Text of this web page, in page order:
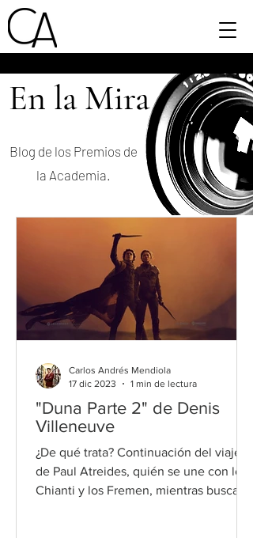
En la Mira
Blog de los Premios de
la Academia.
"Duna Parte 2" de Denis
Villeneuve
¿De qué trata? Continuación del viaje
de Paul Atreides, quién se une con los
Chianti y los Fremen, mientras busca
Carlos Andrés Mendiola
17 dic 2023
1 min de lectura